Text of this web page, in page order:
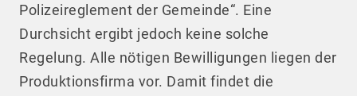
Polizeireglement der Gemeinde“. Eine
Durchsicht ergibt jedoch keine solche
Regelung. Alle nötigen Bewilligungen liegen der
Produktionsfirma vor. Damit findet die